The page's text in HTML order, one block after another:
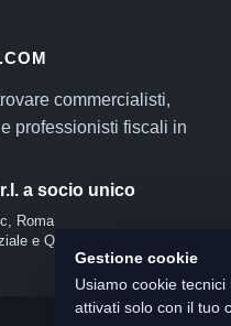
commercialisti,
professionisti fiscali in
a socio unico
Roma
e Quartu Sant'Elena
Gestione cookie
Usiamo cookie
attivati solo con il tuo